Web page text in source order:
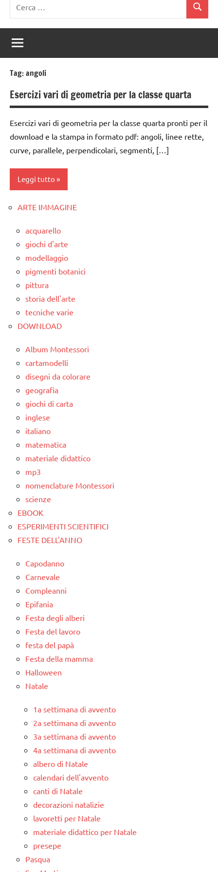
per:
Cerca
Tag:angoli
Esercizi vari di geometria per la classe quarta
Esercizi vari di geometria per la classe quarta pronti per il
download e la stampa in formato pdf: angoli, linee rette,
curve, parallele, perpendicolari, segmenti, […]
Leggi tutto
classe
anni
DOWNLOAD
matematica
materiale
didattico
TUTTI GLI
ARGOMENTI
TUTTI GLI
ARTICOLI
ARTE IMMAGINE
acquarello
giochi d'arte
modellaggio
pigmenti botanici
pittura
storia dell'arte
tecniche varie
DOWNLOAD
Album Montessori
cartamodelli
disegni da colorare
geografia
giochi di carta
inglese
italiano
matematica
materiale didattico
mp3
nomenclature Montessori
scienze
EBOOK
ESPERIMENTI SCIENTIFICI
FESTE DELL'ANNO
Capodanno
Carnevale
Compleanni
Epifania
Festa degli alberi
Festa del lavoro
festa del papà
Festa della mamma
Halloween
Natale
1a settimana di avvento
2a settimana di avvento
3a settimana di avvento
4a settimana di avvento
albero di Natale
calendari dell'avvento
canti di Natale
decorazioni natalizie
lavoretti per Natale
materiale didattico per Natale
presepe
Pasqua